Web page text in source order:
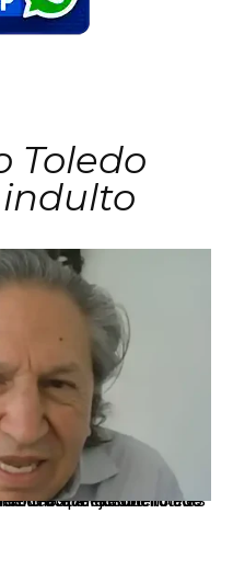
Toledo
evaluada por la Comisión de Gracias Presidenciales conforme al procedimiento establecido.